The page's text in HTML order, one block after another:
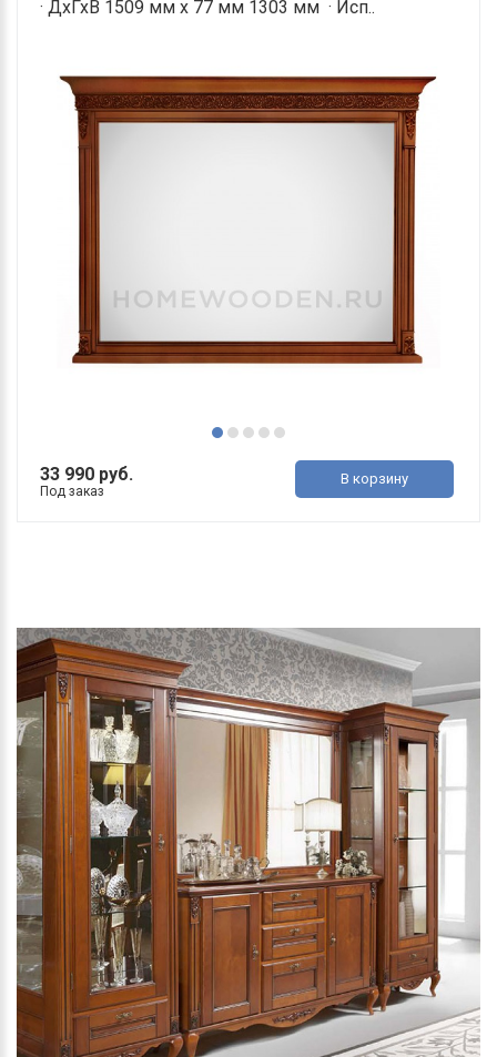
· ДхГхВ 1509 мм х 77 мм 1303 мм · Исп..
33 990 руб.
Под заказ
В корзину